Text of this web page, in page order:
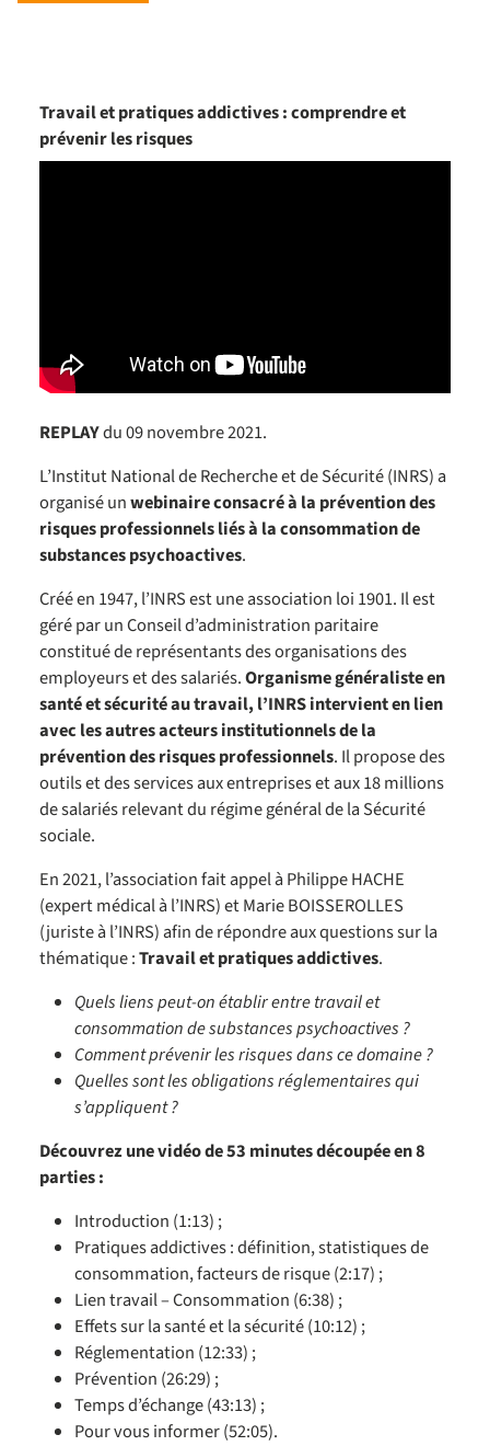
Travail et pratiques addictives : comprendre et
prévenir les risques
REPLAYdu 09 novembre 2021.
L’Institut National de Recherche et de Sécurité (INRS) a
organisé unwebinaire consacré à la prévention des
risques professionnels liés à la consommation de
substances psychoactives.
Créé en 1947, l’INRS est une association loi 1901. Il est
géré par un Conseil d’administration paritaire
constitué de représentants des organisations des
employeurs et des salariés.Organisme généraliste en
santé et sécurité au travail, l’INRS intervient en lien
avec les autres acteurs institutionnels de la
prévention des risques professionnels. Il propose des
outils et des services aux entreprises et aux 18 millions
de salariés relevant du régime général de la Sécurité
sociale.
En 2021, l’association fait appel à Philippe HACHE
(expert médical à l’INRS) et Marie BOISSEROLLES
(juriste à l’INRS) afin de répondre aux questions sur la
thématique :Travail et pratiques addictives.
Quels liens peut-on établir entre travail et
consommation de substances psychoactives ?
Comment prévenir les risques dans ce domaine ?
Quelles sont les obligations réglementaires qui
s’appliquent ?
Découvrez une vidéo de 53 minutes découpée en 8
parties :
Introduction (1:13) ;
Pratiques addictives : définition, statistiques de
consommation, facteurs de risque (2:17) ;
Lien travail – Consommation (6:38) ;
Effets sur la santé et la sécurité (10:12) ;
Réglementation (12:33) ;
Prévention (26:29) ;
Temps d’échange (43:13) ;
Pour vous informer (52:05).